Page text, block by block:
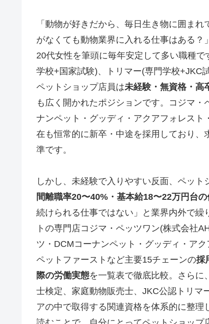
「動物が好きだから、毎日生き物に囲ま
がなくても動物業界に入れる仕事はある？
20代女性を筆頭に毎年安定して多い職種
学校+国家試験)、トリマー(専門学校+JKC
ペットショップ店員は未経験・無資格・高
も広く開かれたポジションです。コジマ
ナンペット・グッディ・アクアフォレス
在も恒常的に新卒・中途を採用しており
準です。
しかし、未経験で入りやすい反面、ペット
間離職率20〜40%・基本給18〜22万円台
続けられる仕事ではない」と業界内外で
トの専門店コジマ・ペッツワン(株式会社
ツ・DCMコーナンペット・グッディ・ア
ペットファーストなど主要15チェーンの採
際の労働実態を一覧表で徹底比較。さらに
士検定、家庭動物販売士、JKC公認トリマ
アの中で取得する関連資格を体系的に整理